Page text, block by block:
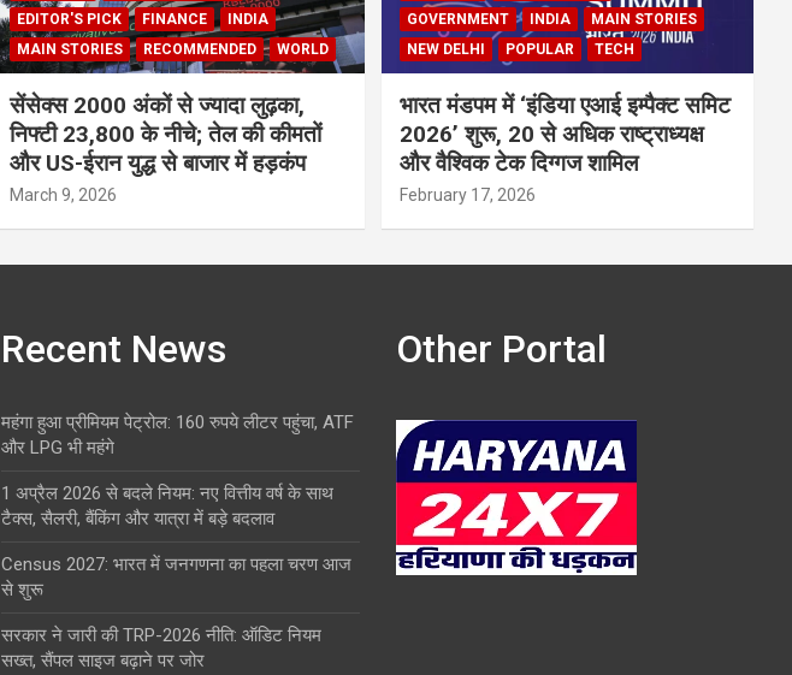
EDITOR'S PICK
FINANCE
INDIA
MAIN STORIES
RECOMMENDED WORLD
सेंसेक्स 2000 अंकों से ज्यादा लुढ़का,
निफ्टी 23,800 के नीचे; तेल की कीमतों
और US-ईरान युद्ध से बाजार में हड़कंप
March 9, 2026
GOVERNMENT
INDIA
MAIN STORIES
NEW DELHI
POPULAR TECH
भारत मंडपम में ‘इंडिया एआई इम्पैक्ट समिट
2026’ शुरू, 20 से अधिक राष्ट्राध्यक्ष
और वैश्विक टेक दिग्गज शामिल
February 17, 2026
Recent News
महंगा हुआ प्रीमियम पेट्रोल: 160 रुपये लीटर पहुंचा, ATF
और LPG भी महंगे
1 अप्रैल 2026 से बदले नियम: नए वित्तीय वर्ष के साथ
टैक्स, सैलरी, बैंकिंग और यात्रा में बड़े बदलाव
Census 2027: भारत में जनगणना का पहला चरण आज
से शुरू
सरकार ने जारी की TRP-2026 नीति: ऑडिट नियम
सख्त, सैंपल साइज बढ़ाने पर जोर
Other Portal